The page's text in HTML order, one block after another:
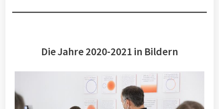
Die Jahre 2020-2021 in Bildern